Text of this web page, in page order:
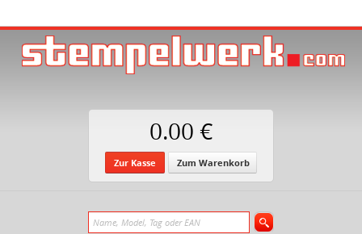
0.00 €
Zur Kasse Zum Warenkorb